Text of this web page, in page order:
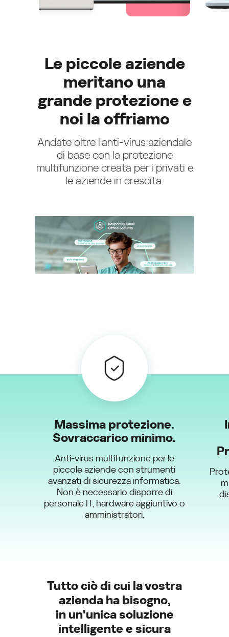
Le piccole aziende
meritano una
grande protezione e
noi la offriamo
Andate oltre l'anti-virus aziendale
di base con la protezione
multifunzione creata per i privati e
le aziende in crescita.
Massima protezione.
Sovraccarico minimo.
Anti-virus multifunzione per le
piccole aziende con strumenti
avanzati di sicurezza informatica.
Non è necessario disporre di
personale IT, hardware aggiuntivo o
amministratori.
Tutto ciò di cui la vostra
azienda ha bisogno,
in un'unica soluzione
intelligente e sicura